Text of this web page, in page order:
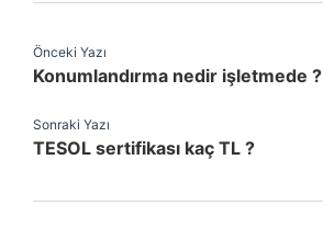
Önceki Yazı
Konumlandırma nedir işletmede ?
Sonraki Yazı
TESOL sertifikası kaç TL ?